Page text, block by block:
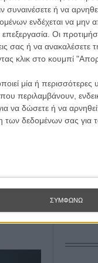
ή να
ενδέχεται να μην
Οι
σας ή να ανακαλέσετε
κλικ στο κουμπί
μία ή περισσότερες
περιλαμβάνουν,
να δώσετε ή να
των δεδομένων σας
ΣΥΜΦΩΝΩ
τον
L’ Affaire
Ζαν-Πολ
Ο
10
τον
για όλη την Ελλάδα |
ΕΓΓΡΑΦΗ